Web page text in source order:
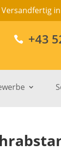
Versandfertig
 +43